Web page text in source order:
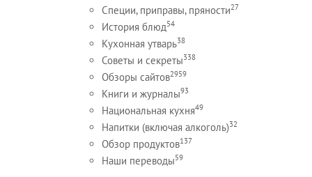
Специи, приправы, пряности27
История блюд54
Кухонная утварь38
Советы и секреты338
Обзоры сайтов2959
Книги и журналы93
Национальная кухня49
Напитки (включая алкоголь)32
Обзор продуктов137
Наши переводы59